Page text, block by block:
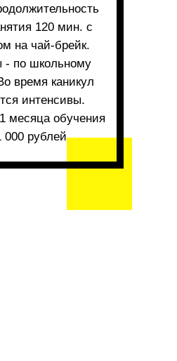
120 мин. с
на чай-брейк.
- по школьному
время каникул
интенсивы.
месяца обучения
000 рублей